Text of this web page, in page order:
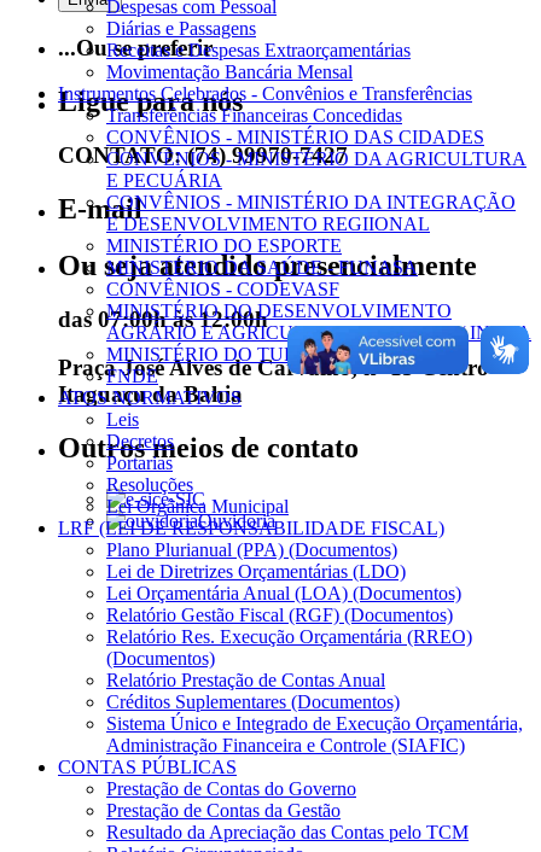
...Ou se preferir
Ligue para nós
CONTATO: (74) 99970-7427
E-mail
Ou seja atendido presencialmente
das 07:00h às 12:00h
Praça José Alves de Carvalho, nº 15 Centro -
Itaguaçu da Bahia
Outros meios de contato
e-SIC
Ouvidoria
Despesas com Pessoal
Diárias e Passagens
Receitas e Despesas Extraorçamentárias
Movimentação Bancária Mensal
Instrumentos Celebrados - Convênios e Transferências
Transferências Financeiras Concedidas
CONVÊNIOS - MINISTÉRIO DAS CIDADES
CONVÊNIOS - MINISTÉRIO DA AGRICULTURA
E PECUÁRIA
CONVÊNIOS - MINISTÉRIO DA INTEGRAÇÃO
E DESENVOLVIMENTO REGIIONAL
MINISTÉRIO DO ESPORTE
MINISTÉRIO DA SAÚDE - FUNASA
CONVÊNIOS - CODEVASF
MINISTÉRIO DO DESENVOLVIMENTO
AGRÁRIO E AGRICULTURA FAMILIAR / INCRA
MINISTÉRIO DO TURISMO
FNDE
ATOS NORMATIVOS
Leis
Decretos
Portarias
Resoluções
Lei Orgânica Municipal
LRF (LEI DE RESPONSABILIDADE FISCAL)
Plano Plurianual (PPA) (Documentos)
Lei de Diretrizes Orçamentárias (LDO)
Lei Orçamentária Anual (LOA) (Documentos)
Relatório Gestão Fiscal (RGF) (Documentos)
Relatório Res. Execução Orçamentária (RREO)
(Documentos)
Relatório Prestação de Contas Anual
Créditos Suplementares (Documentos)
Sistema Único e Integrado de Execução Orçamentária,
Administração Financeira e Controle (SIAFIC)
CONTAS PÚBLICAS
Prestação de Contas do Governo
Prestação de Contas da Gestão
Resultado da Apreciação das Contas pelo TCM